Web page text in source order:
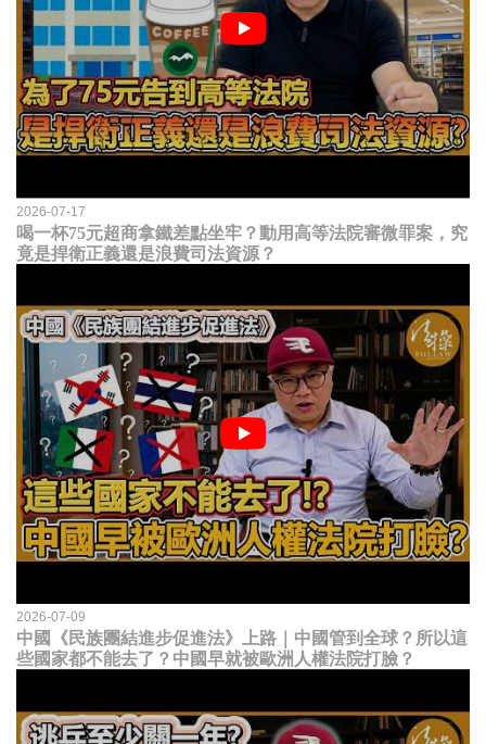
2026-07-17
喝一杯75元超商拿鐵差點坐牢？動用高等法院審微罪案，究
竟是捍衛正義還是浪費司法資源？
2026-07-09
中國《民族團結進步促進法》上路｜中國管到全球？所以這
些國家都不能去了？中國早就被歐洲人權法院打臉？